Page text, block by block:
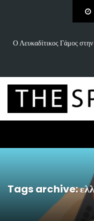
και «Άννα Είσαι
Tags archive: